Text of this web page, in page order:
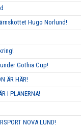
Hugo Norlund!
Gothia Cup!
ÄR HÄR!
I PLANERNA!
NOVA LUND!